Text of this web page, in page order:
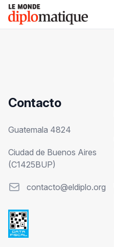
Skip
content
Le monde diplomatique
Contacto
Contacto
Guatemala 4824
Ciudad de Buenos Aires
(C1425BUP)
Correo Electrónico
contacto@eldiplo.org